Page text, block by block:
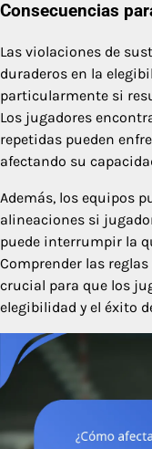
Consecuencias
Las violaciones de
duraderos en la
particularmente si
Los jugadores
repetidas pueden
afectando su
Además, los equipos
alineaciones si
puede interrumpir la
Comprender las
crucial para que los
elegibilidad y el éxito